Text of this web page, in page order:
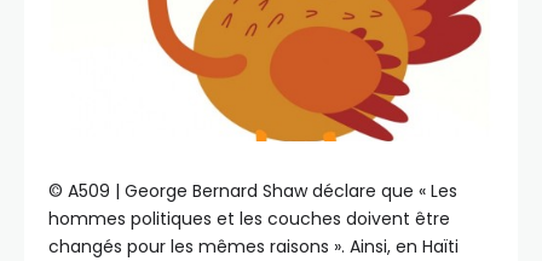
©️ A509 | George Bernard Shaw déclare que « Les
hommes politiques et les couches doivent être
changés pour les mêmes raisons ». Ainsi, en Haïti